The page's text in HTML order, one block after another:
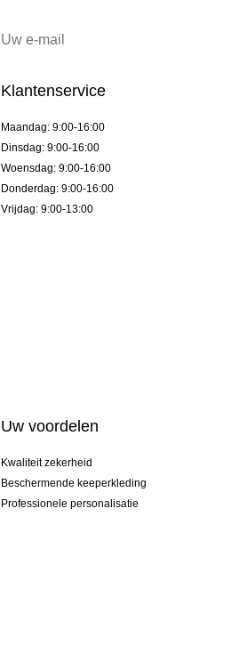
Klantenservice
Maandag: 9:00-16:00
Dinsdag: 9:00-16:00
Woensdag: 9:00-16:00
Donderdag: 9:00-16:00
Vrijdag: 9:00-13:00
Uw voordelen
Kwaliteit zekerheid
Beschermende keeperkleding
Professionele personalisatie